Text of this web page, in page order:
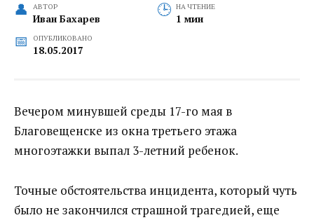
АВТОР
Иван Бахарев
НА ЧТЕНИЕ
1 мин
ОПУБЛИКОВАНО
18.05.2017
Вечером минувшей среды 17-го мая в
Благовещенске из окна третьего этажа
многоэтажки выпал 3-летний ребенок.
Точные обстоятельства инцидента, который чуть
было не закончился страшной трагедией, еще